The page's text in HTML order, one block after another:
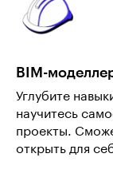
BIM-
Углубите
научитесь
проекты.
открыть для